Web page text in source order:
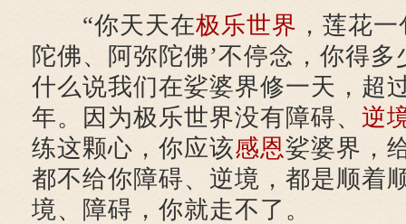
“你天天在极乐世界 ，莲花
陀佛、阿弥陀佛’不停念，你得
什么说我们在娑婆界修一天，超
年。因为极乐世界没有障碍、 逆
练这颗心，你应该感恩娑婆界，
都不给你障碍、逆境，都是顺着
境、障碍，你就走不了。